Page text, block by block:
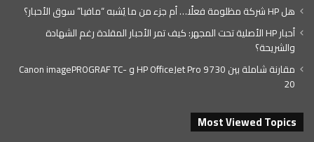
هل HP شركة مظلومة فعلًا… أم جزء من ما يُشبه “مافيا” سوق الأحبار؟
أحبار HP الأصلية تحت المجهر: كيف تمر الأحبار المقلدة رغم الشهادة
والشريحة؟
مقارنة شاملة بين HP OfficeJet Pro 9730 و Canon imagePROGRAF TC-
20
Most Viewed Topics